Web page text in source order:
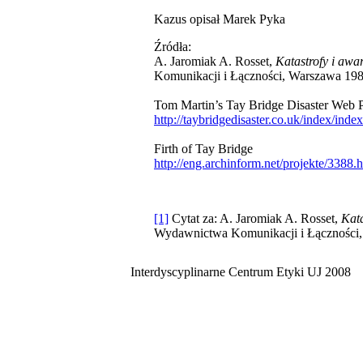
Kazus opisał Marek Pyka
Źródła:
A. Jaromiak A. Rosset, Katastrofy i
Komunikacji i Łączności, Warszawa
Tom Martin’s Tay Bridge Disaster Web
http://taybridgedisaster.co.uk/index/index
Firth of Tay Bridge
http://eng.archinform.net/projekte/
[1] Cytat za: A. Jaromiak A. Rosset,
Wydawnictwa Komunikacji i
Interdyscyplinarne Centrum Etyki UJ 2008